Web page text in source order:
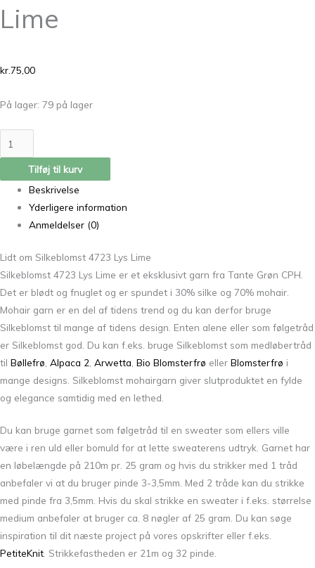
Lime
kr.75,00
På lager: 79 på lager
Tilføj til kurv
Beskrivelse
Yderligere information
Anmeldelser (0)
Lidt om Silkeblomst 4723 Lys Lime
Silkeblomst 4723 Lys Lime er et eksklusivt garn fra Tante Grøn CPH.
Det er blødt og fnuglet og er spundet i 30% silke og 70% mohair.
Mohair garn er en del af tidens trend og du kan derfor bruge
Silkeblomst til mange af tidens design. Enten alene eller som følgetråd
er Silkeblomst god. Du kan f.eks. bruge Silkeblomst som medløbertråd
til Bøllefrø Alpaca 2 Arwetta Bio Blomsterfrø eller Blomsterfrø i
mange designs. Silkeblomst mohairgarn giver slutproduktet en fylde
og elegance samtidig med en lethed.
Du kan bruge garnet som følgetråd til en sweater som ellers ville
være i ren uld eller bomuld for at lette sweaterens udtryk. Garnet har
en løbelængde på 210m pr. 25 gram og hvis du strikker med 1 tråd
anbefaler vi at du bruger pinde 3-3,5mm. Med 2 tråde kan du strikke
med pinde fra 3,5mm. Hvis du skal strikke en sweater i f.eks. størrelse
medium anbefaler at bruger ca. 8 nøgler af 25 gram. Du kan søge
inspiration til dit næste project på vores opskrifter eller f.eks.
PetiteKnit . Strikkefastheden er 21m og 32 pinde.